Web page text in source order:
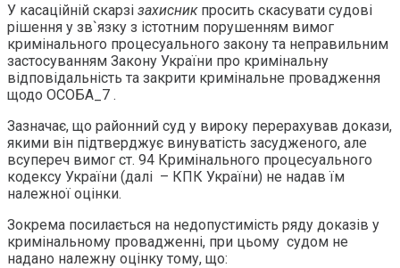
У касаційній скарзі захисникпросить скасувати судові
рішення у зв`язку з істотним порушенням вимог
кримінального процесуального закону та неправильним
застосуванням Закону України про кримінальну
відповідальність та закрити кримінальне провадження
щодо ОСОБА_7 .
Зазначає, що районний суд у вироку перерахував докази,
якими він підтверджує винуватість засудженого, але
всупереч вимог ст. 94 Кримінального процесуального
кодексу України (далі – КПК України) не надав їм
належної оцінки.
Зокрема посилається на недопустимість ряду доказів у
кримінальному провадженні, при цьому судом не
надано належну оцінку тому, що: